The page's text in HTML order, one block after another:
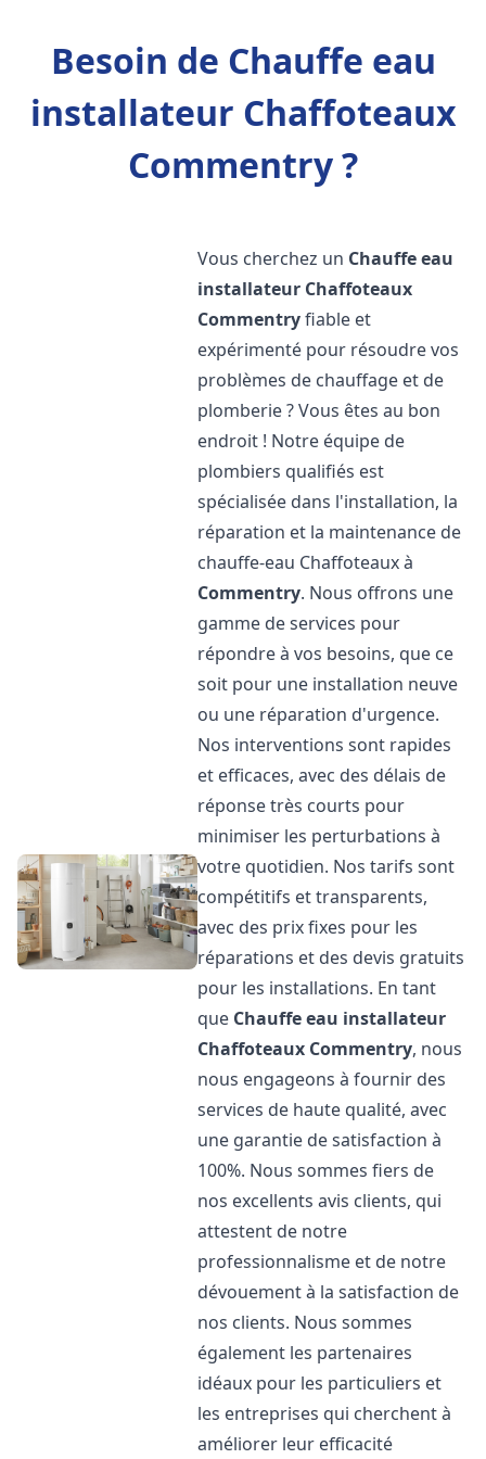
Besoin de Chauffe eau
installateur Chaffoteaux
Commentry ?
Vous cherchez un Chauffe eau
installateur Chaffoteaux
Commentryfiable et
expérimenté pour résoudre vos
problèmes de chauffage et de
plomberie ? Vous êtes au bon
endroit ! Notre équipe de
plombiers qualifiés est
spécialisée dans l'installation, la
réparation et la maintenance de
chauffe-eau Chaffoteaux à
Commentry. Nous offrons une
gamme de services pour
répondre à vos besoins, que ce
soit pour une installation neuve
ou une réparation d'urgence.
Nos interventions sont rapides
et efficaces, avec des délais de
réponse très courts pour
minimiser les perturbations à
votre quotidien. Nos tarifs sont
compétitifs et transparents,
avec des prix fixes pour les
réparations et des devis gratuits
pour les installations. En tant
que Chauffe eau installateur
Chaffoteaux Commentry, nous
nous engageons à fournir des
services de haute qualité, avec
une garantie de satisfaction à
100%. Nous sommes fiers de
nos excellents avis clients, qui
attestent de notre
professionnalisme et de notre
dévouement à la satisfaction de
nos clients. Nous sommes
également les partenaires
idéaux pour les particuliers et
les entreprises qui cherchent à
améliorer leur efficacité